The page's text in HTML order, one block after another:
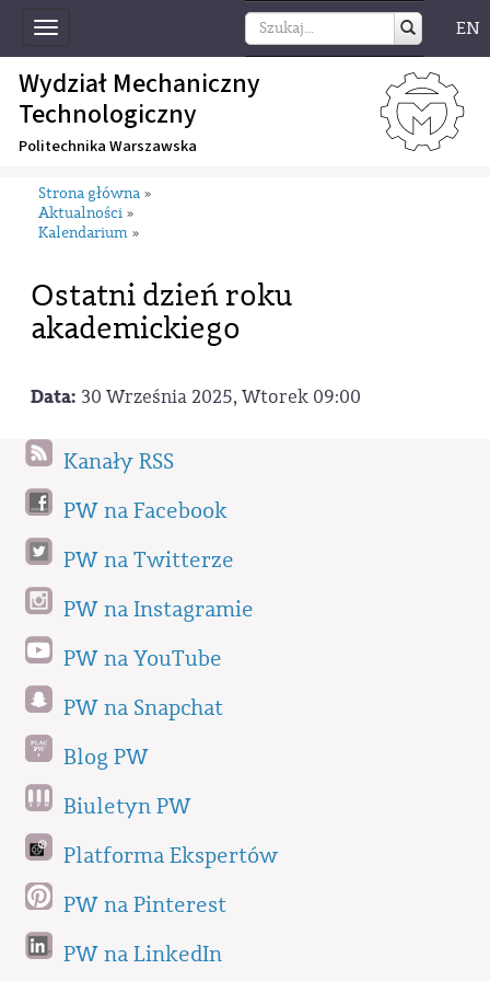
Toggle
navigation
EN
Wydział Mechaniczny
Technologiczny
Politechnika Warszawska
Strona główna »
Aktualności »
Kalendarium »
Ostatni dzień roku
akademickiego
Data: 30 Września 2025, Wtorek 09:00
Kanały RSS
PW na Facebook
PW na Twitterze
PW na Instagramie
PW na YouTube
PW na Snapchat
Blog PW
Biuletyn PW
Platforma Ekspertów
PW na Pinterest
PW na LinkedIn